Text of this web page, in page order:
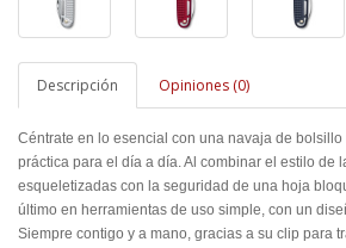
Descripción Opiniones (0)
Céntrate en lo esencial con una navaja de
práctica para el día a día. Al combinar el estilo de
esqueletizadas con la seguridad de una hoja
último en herramientas de uso simple, con un
Siempre contigo y a mano, gracias a su clip para